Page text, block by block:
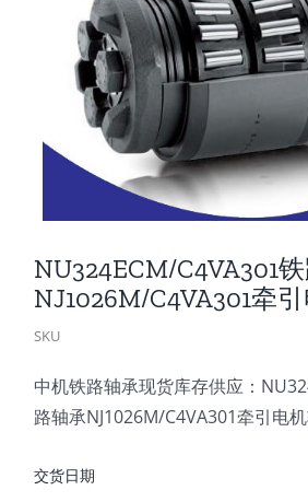
NU324ECM/C4VA301
NJ1026M/C4VA301牵
SKU
中机铁路轴承现货库存供应：
路轴承NJ1026M/C4VA301牵引电
交货日期